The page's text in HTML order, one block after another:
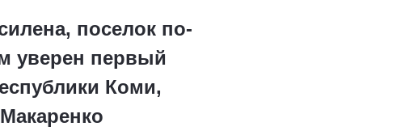
поселок по-
уверен первый
Коми,